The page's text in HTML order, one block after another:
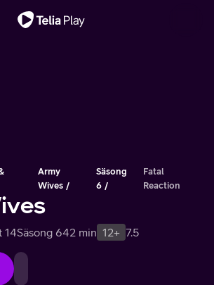
Army
Wives
Säsong
6
Fatal
Reaction
14Säsong 642 min 12+ 7.5